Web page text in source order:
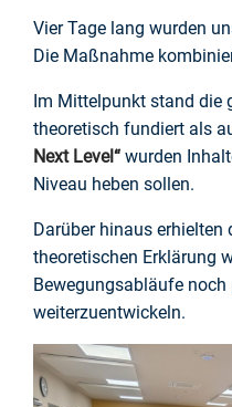
Vier Tage lang wurden
Die Maßnahme
Im Mittelpunkt stand die
theoretisch fundiert als
Next Level“ wurden
Niveau heben sollen.
Darüber hinaus erhielten
theoretischen Erklärung
Bewegungsabläufe
weiterzuentwickeln.